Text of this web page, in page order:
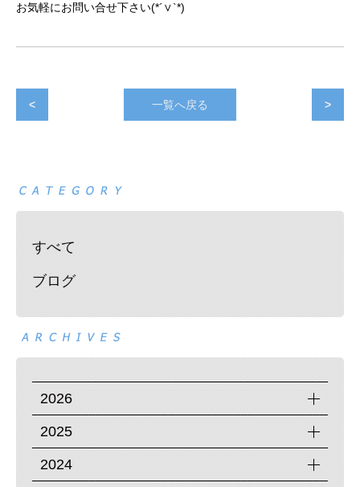
お気軽にお問い合せ下さい(*´∨`*)
< 一覧へ戻る >
すべて
ブログ
2026
2025
2024